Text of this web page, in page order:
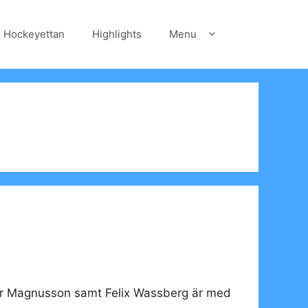
Hockeyettan Highlights Menu
samt Felix Wassberg är med